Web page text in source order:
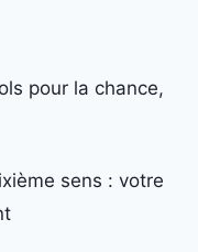
pour la chance,
sens : votre